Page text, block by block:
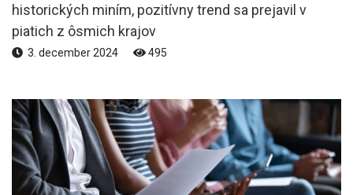
historických miním, pozitívny trend sa prejavil v
piatich z ôsmich krajov
3. december 2024 495